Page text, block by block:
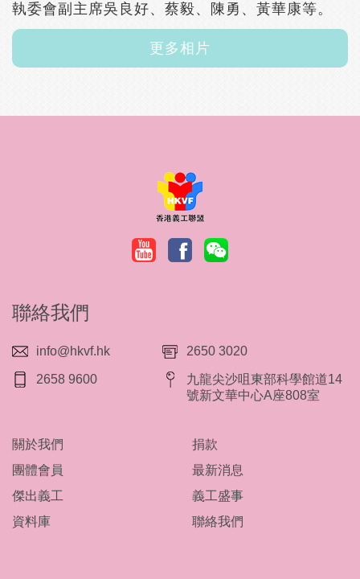
執委會副主席吳良好、蔡毅、陳勇、黃華康等。
更多相片
聯絡我們
info@hkvf.hk
2658 9600
2650 3020
九龍尖沙咀東部科學館道14
號新文華中心A座808室
關於我們
捐款
團體會員
最新消息
傑出義工
義工盛事
資料庫
聯絡我們